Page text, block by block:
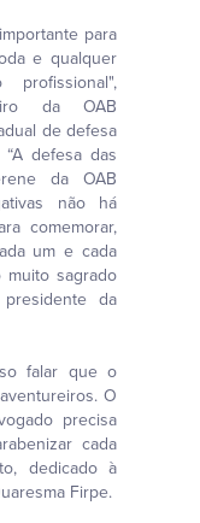
para
e qualquer
da OAB
de defesa
defesa das
da OAB
não há
comemorar,
um e cada
sagrado
da
falar que o
O
precisa
cada
dedicado à
Firpe.